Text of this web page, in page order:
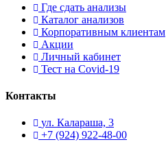
Где сдать анализы
Каталог анализов
Корпоративным клиентам
Акции
Личный кабинет
Тест на Covid-19
Контакты
ул. ​Калараша, 3
+7 (924) 922-48-00